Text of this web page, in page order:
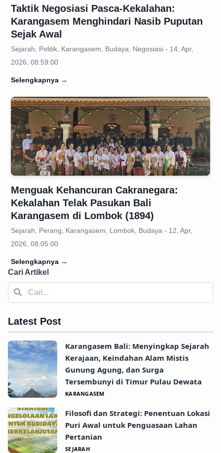
Taktik Negosiasi Pasca-Kekalahan:
Karangasem Menghindari Nasib Puputan
Sejak Awal
Sejarah, Politik, Karangasem, Budaya, Negosiasi - 14, Apr,
2026, 08:59:00
Selengkapnya →
Menguak Kehancuran Cakranegara:
Kekalahan Telak Pasukan Bali
Karangasem di Lombok (1894)
Sejarah, Perang, Karangasem, Lombok, Budaya - 12, Apr,
2026, 08:05:00
Selengkapnya →
Cari Artikel
Latest Post
Karangasem Bali: Menyingkap Sejarah
Kerajaan, Keindahan Alam Mistis
Gunung Agung, dan Surga
Tersembunyi di Timur Pulau Dewata
KARANGASEM
Filosofi dan Strategi: Penentuan Lokasi
Puri Awal untuk Penguasaan Lahan
Pertanian
SEJARAH